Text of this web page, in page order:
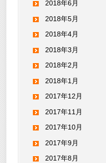
2018年6月
2018年5月
2018年4月
2018年3月
2018年2月
2018年1月
2017年12月
2017年11月
2017年10月
2017年9月
2017年8月